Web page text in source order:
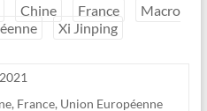
Chine France
Macro
Xi Jinping
, France, Union Européenne